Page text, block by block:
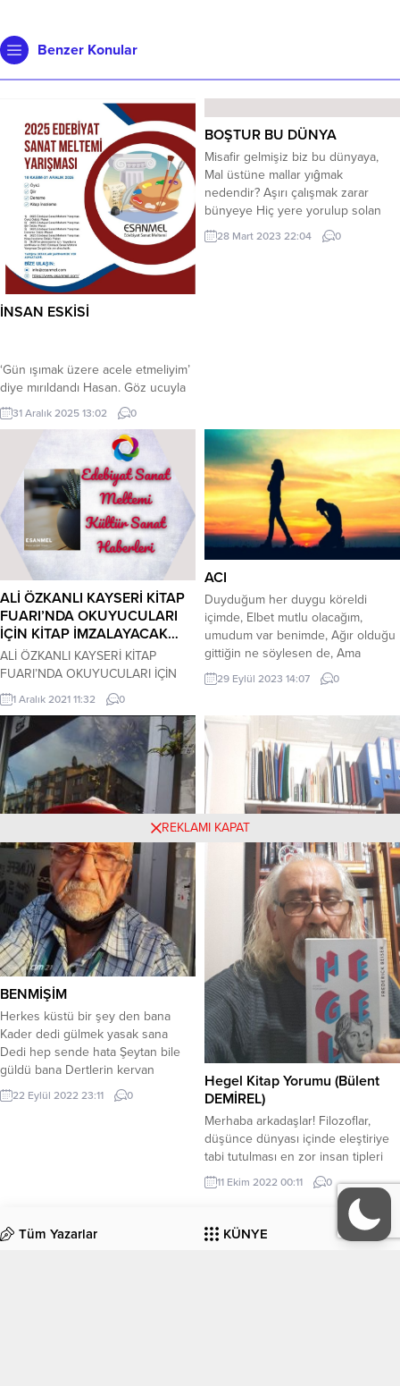
Benzer Konular
İNSAN ESKİSİ
‘Gün ışımak üzere acele etmeliyim’
diye mırıldandı Hasan. Göz ucuyla
havanın durumuna baktı. Hava
kapalı gibi görünüyordu. Bütün gün
sokaklarda olacağı için kalın giyindi.
Herkesin evinden çıkmak
istemediği böyle serin havaları
severdi. Hazırladığı ekmek köşesini
de yanına alıp hızla evden ayrıldı.
Acele adımlarla ilk olarak
üç...
31 Aralık 2025 13:02 0
BOŞTUR BU DÜNYA
Misafir gelmişiz biz bu dünyaya,
Mal üstüne mallar yıĝmak
nedendir? Aşırı çalışmak zarar
bünyeye Hiç yere yorulup solan
bedendir. * On on beş daire üç beş
araba Zenginler, fakire demez
28 Mart 2023 22:04 0
ALİ ÖZKANLI KAYSERİ KİTAP
FUARI’NDA OKUYUCULARI
İÇİN KİTAP İMZALAYACAK…
ALİ ÖZKANLI KAYSERİ KİTAP
FUARI’NDA OKUYUCULARI İÇİN
KİTAP İMZALAYACAK… 03-12 Aralık
2021 tarihlerinde, 10.00-21.00
saatleri arasında;Kayseri 4.Kitap
Fuarı-Dünya Ticaret Merkezi Fuar
Alanı, Stand F 11-Kayseri adresinde,
Eğitimci-Şair-Yazar Ali Özkanlı
okuyucuları için kitap
imzalayacaktır. İlgilenenlere,
1 Aralık 2021 11:32 0
ACI
Duyduğum her duygu köreldi
içimde, Elbet mutlu olacağım,
umudum var benimde, Ağır olduğu
gittiğin ne söylesen de, Ama
unutma bu acı ikimize de yeter,
elbette, Ayrılmak zor geldi ikimize
Ediyorum dua gel diye, Ama
unutma bu acı geçmez, gelsen de
Sinem Şahin
29 Eylül 2023 14:07 0
BENMİŞİM
Herkes küstü bir şey den bana
Kader dedi gülmek yasak sana
Dedi hep sende hata Şeytan bile
güldü bana Dertlerin kervan
başıyım Sanki dertlerin tacıyım Hiç
gülmez hep ağlarım Bahar olmam
22 Eylül 2022 23:11 0
Hegel Kitap Yorumu (Bülent
DEMİREL)
Merhaba arkadaşlar! Filozoflar,
düşünce dünyası içinde eleştiriye
tabi tutulması en zor insan tipleri
arasındadır. Diğer taraftan da
eleştirilmeyi en çok hak edenler de
onlardır. Hegel de bunlardan biri.
Felsefe ile yakın temasta olan ve
düşünen herkesin de, ortaya bir
11 Ekim 2022 00:11 0
Tüm Yazarlar KÜNYE
REKLAMI KAPAT